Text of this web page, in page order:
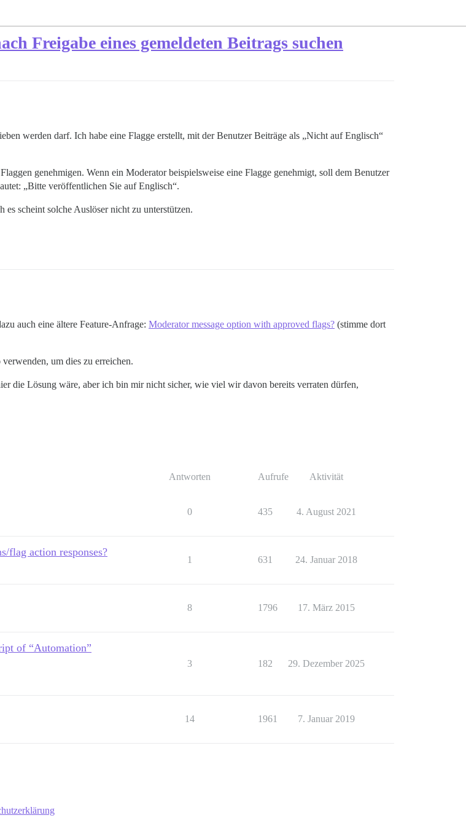
Freigabe eines gemeldeten Beitrags suchen
werden darf. Ich habe eine Flagge erstellt, mit der Benutzer Beiträge als „Nicht auf Englisch“
genehmigen. Wenn ein Moderator beispielsweise eine Flagge genehmigt, soll dem Benutzer
„Bitte veröffentlichen Sie auf Englisch“.
scheint solche Auslöser nicht zu unterstützen.
auch eine ältere Feature-Anfrage: Moderator message option with approved flags? (stimme dort
um dies zu erreichen.
die Lösung wäre, aber ich bin mir nicht sicher, wie viel wir davon bereits verraten dürfen,
Antworten Aufrufe Aktivität
0 435 4. August 2021
flag action responses?
1 631 24. Januar 2018
8 1796 17. März 2015
of “Automation”
3 182 29. Dezember 2025
14 1961 7. Januar 2019